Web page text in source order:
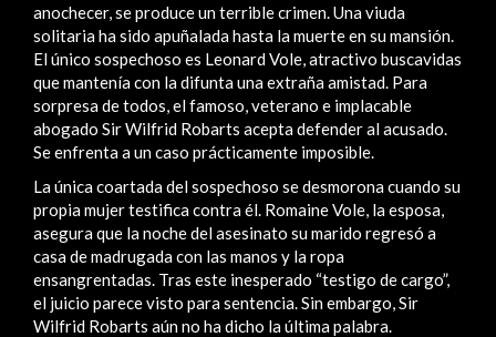
anochecer, se produce un terrible crimen. Una viuda
solitaria ha sido apuñalada hasta la muerte en su mansión.
El único sospechoso es Leonard Vole, atractivo buscavidas
que mantenía con la difunta una extraña amistad. Para
sorpresa de todos, el famoso, veterano e implacable
abogado Sir Wilfrid Robarts acepta defender al acusado.
Se enfrenta a un caso prácticamente imposible.
La única coartada del sospechoso se desmorona cuando su
propia mujer testifica contra él. Romaine Vole, la esposa,
asegura que la noche del asesinato su marido regresó a
casa de madrugada con las manos y la ropa
ensangrentadas. Tras este inesperado “testigo de cargo”,
el juicio parece visto para sentencia. Sin embargo, Sir
Wilfrid Robarts aún no ha dicho la última palabra.